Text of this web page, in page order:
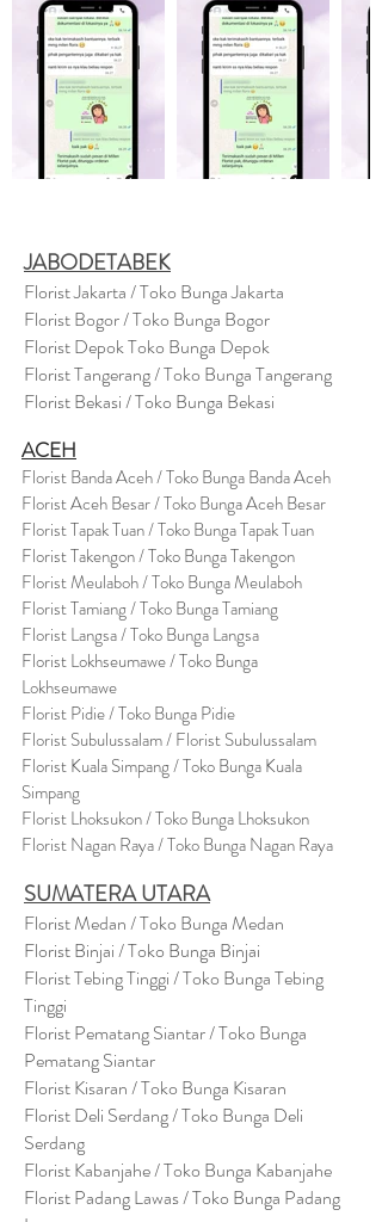
JABODETABEK
Florist Jakarta / Toko Bunga Jakarta
Florist Bogor / Toko Bunga Bogor
Florist Depok Toko Bunga Depok
Florist Tangerang / Toko Bunga Tangerang
Florist Bekasi / Toko Bunga Bekasi
ACEH
Florist Banda Aceh / Toko Bunga Banda Aceh
Florist Aceh Besar / Toko Bunga Aceh Besar
Florist Tapak Tuan / Toko Bunga Tapak Tuan
Florist Takengon / Toko Bunga Takengon
Florist Meulaboh / Toko Bunga Meulaboh
Florist Tamiang / Toko Bunga Tamiang
Florist Langsa / Toko Bunga Langsa
Florist Lokhseumawe / Toko Bunga
Lokhseumawe
Florist Pidie / Toko Bunga Pidie
Florist Subulussalam / Florist Subulussalam
Florist Kuala Simpang / Toko Bunga Kuala
Simpang
Florist Lhoksukon / Toko Bunga Lhoksukon
Florist Nagan Raya / Toko Bunga Nagan Raya
SUMATERA UTARA
Florist Medan / Toko Bunga Medan
Florist Binjai / Toko Bunga Binjai
Florist Tebing Tinggi / Toko Bunga Tebing
Tinggi
Florist Pematang Siantar / Toko Bunga
Pematang Siantar
Florist Kisaran / Toko Bunga Kisaran
Florist Deli Serdang / Toko Bunga Deli
Serdang
Florist Kabanjahe / Toko Bunga Kabanjahe
Florist Padang Lawas / Toko Bunga Padang